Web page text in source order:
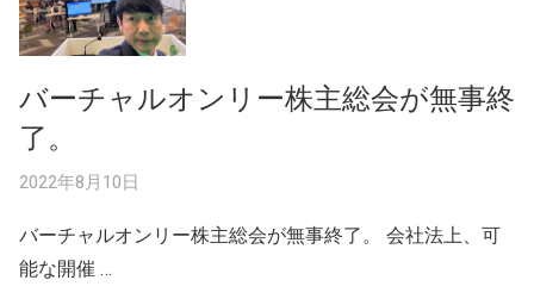
バーチャルオンリー株主総会が無事終
了。
2022年8月10日
バーチャルオンリー株主総会が無事終了。 会社法上、可
能な開催 …